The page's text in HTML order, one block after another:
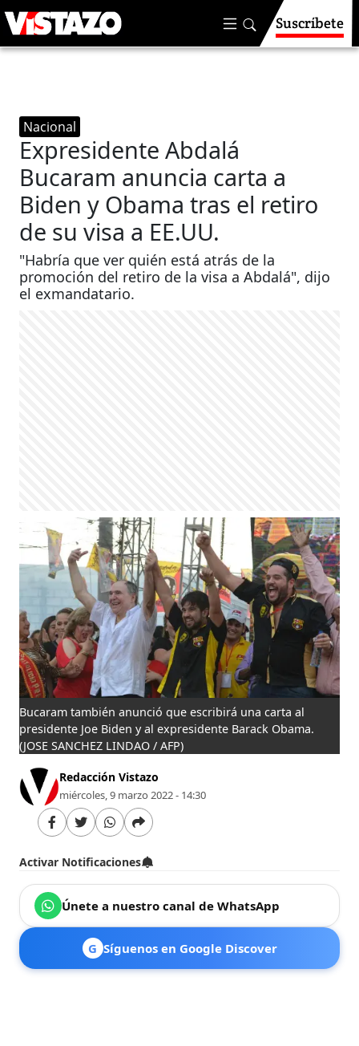
Suscríbete
Nacional
Expresidente Abdalá
Bucaram anuncia carta a
Biden y Obama tras el retiro
de su visa a EE.UU.
"Habría que ver quién está atrás de la
promoción del retiro de la visa a Abdalá", dijo
el exmandatario.
Bucaram también anunció que escribirá una carta al
presidente Joe Biden y al expresidente Barack Obama.
(JOSE SANCHEZ LINDAO / AFP)
Redacción Vistazo
miércoles, 9 marzo 2022 - 14:30
Activar Notificaciones
Únete a nuestro canal de WhatsApp
G Síguenos en Google Discover